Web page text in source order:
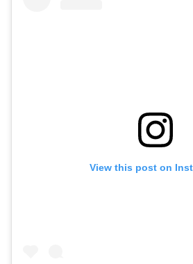
View this post on